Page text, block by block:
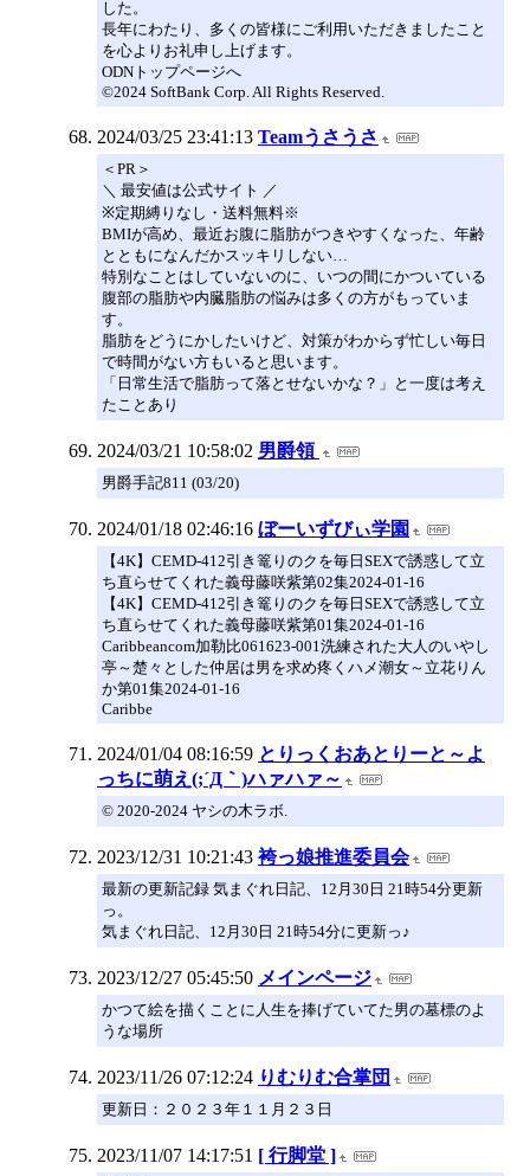
した。
長年にわたり、多くの皆様にご利用いただきましたこと
を心よりお礼申し上げます。
ODNトップページへ
©2024 SoftBank Corp. All Rights Reserved.
2024/03/25 23:41:13 Teamうさうさ
＜PR＞
＼ 最安値は公式サイト ／
※定期縛りなし・送料無料※
BMIが高め、最近お腹に脂肪がつきやすくなった、年齢
とともになんだかスッキリしない…
特別なことはしていないのに、いつの間にかついている
腹部の脂肪や内臓脂肪の悩みは多くの方がもっていま
す。
脂肪をどうにかしたいけど、対策がわからず忙しい毎日
で時間がない方もいると思います。
「日常生活で脂肪って落とせないかな？」と一度は考え
たことあり
2024/03/21 10:58:02 男爵領
男爵手記811 (03/20)
2024/01/18 02:46:16 ぼーいずびぃ学園
【4K】CEMD-412引き篭りのクを毎日SEXで誘惑して立
ち直らせてくれた義母藤咲紫第02集2024-01-16
【4K】CEMD-412引き篭りのクを毎日SEXで誘惑して立
ち直らせてくれた義母藤咲紫第01集2024-01-16
Caribbeancom加勒比061623-001洗練された大人のいやし
亭～楚々とした仲居は男を求め疼くハメ潮女～立花りん
か第01集2024-01-16
Caribbe
2024/01/04 08:16:59 とりっくおあとりーと～よ
っちに萌え(;´Д｀)ハァハァ～
© 2020-2024 ヤシの木ラボ.
2023/12/31 10:21:43 袴っ娘推進委員会
最新の更新記録 気まぐれ日記、12月30日 21時54分更新
っ。
気まぐれ日記、12月30日 21時54分に更新っ♪
2023/12/27 05:45:50 メインページ
かつて絵を描くことに人生を捧げていてた男の墓標のよ
うな場所
2023/11/26 07:12:24 りむりむ合掌団
更新日：２０２３年１１月２３日
2023/11/07 14:17:51 [ 行脚堂 ]